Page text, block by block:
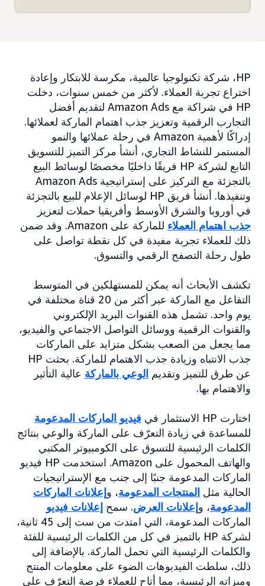
HP، شركة تكنولوجيا عالمية، مكرسة للابتكار وإعادة
اختراع تجربة العملاء. لأكثر من خمس سنوات، دخلت
HP في شراكة مع Amazon Ads لتقديم أفضل
التجارب الرقمية وتعزيز جذب اهتمام الماركة لعملائها.
إدراكًا لأهمية Amazon في رحلة عملائها والنمو
المستمر للنشاط التجاري، أنشأ مركز التميز للتسويق
التابع لشركة HP فريقًا داخليًا مخصصًا لوسائط البيع
بالتجزئة مع التركيز على إستراتيجية Amazon Ads
وتنفيذها. أنشأ فريق HP لوسائل الإعلام للبيع بالتجزئة
في أوروبا والشرق الأوسط وأفريقيا حملات لتعزيز
جذب اهتمام العملاء
للماركة على Amazon. وقد ضمن
ذلك للعملاء تجربة مفيدة في كل نقطة تواصل على
طول رحلة التصفح الرقمي والتسوق.
تكشف الأبحاث أنه يمكن للمستهلكين في المتوسط
التفاعل مع الماركة عبر أكثر من 20 قناة مختلفة في
يوم واحد. تشمل هذه القنوات البريد الإلكتروني
والقنوات الرقمية ووسائل التواصل الاجتماعي والفيديو،
مما يجعل من الصعب بشكل متزايد على الماركات
جذب الانتباه وزيادة جذب الاهتمام للماركة. بحثت HP
عن طرق للتميز وتقديم الوعي بالماركة عالية التأثير
والاهتمام بها.
اختارت HP الاستثمار في
فيديو الماركات المدعومة
للمساعدة في زيادة التعرّف على الماركة والوعي بنتائج
الكلمات الرئيسية للتسوق على الكومبيوتر المكتبي
والهاتف المحمول على Amazon. استخدمت HP فيديو
الماركات المدعومة جنبًا إلى جنب مع الإستراتيجيات
الحالية مثل المنتجات المدعومة، وإعلانات الماركات
المدعومة، وإعلانات العرض. سمح إعلانات فيديو
الماركات المدعومة، التي امتدت من ست إلى 45 ثانية،
لشركة HP بالتميز في كل من الكلمات الرئيسية للفئة
والكلمات الرئيسية التي تحمل الماركة. بالإضافة إلى
ذلك، سلطت الفيديوهات الضوء على معلومات المنتج
وميزاته الرئيسية، مما أتاح للعملاء فرصة التعرّف على